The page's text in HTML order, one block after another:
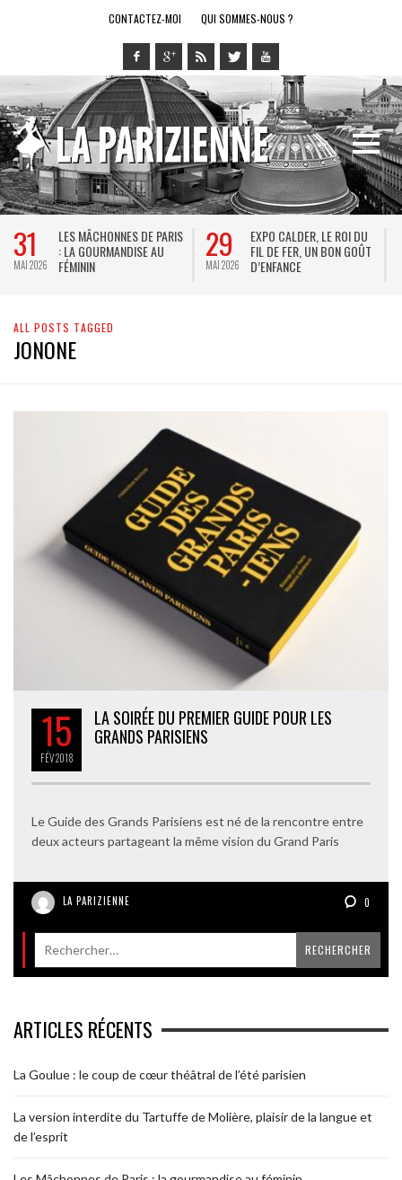
CONTACTEZ-MOI QUI SOMMES-NOUS ?
31
MAI 2026
LES MÂCHONNES DE PARIS
: LA GOURMANDISE AU
FÉMININ
29
MAI 2026
EXPO CALDER, LE ROI DU
FIL DE FER, UN BON GOÛT
D’ENFANCE
ALL POSTS TAGGED
JONONE
15
FÉV2018
LA SOIRÉE DU PREMIER GUIDE POUR LES
GRANDS PARISIENS
Le Guide des Grands Parisiens est né de la rencontre entre
deux acteurs partageant la même vision du Grand Paris
LA PARIZIENNE 0
ARTICLES RÉCENTS
La Goulue : le coup de cœur théâtral de l’été parisien
La version interdite du Tartuffe de Molière, plaisir de la langue et
de l’esprit